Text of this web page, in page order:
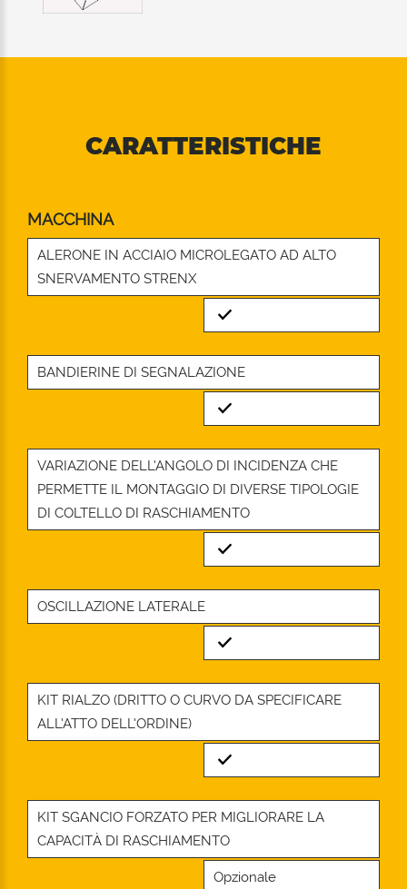
CARATTERISTICHE
MACCHINA
ALERONE IN ACCIAIO MICROLEGATO AD ALTO
SNERVAMENTO STRENX
Standard
BANDIERINE DI SEGNALAZIONE
Standard
VARIAZIONE DELL’ANGOLO DI INCIDENZA CHE
PERMETTE IL MONTAGGIO DI DIVERSE TIPOLOGIE
DI COLTELLO DI RASCHIAMENTO
Standard
OSCILLAZIONE LATERALE
Standard
KIT RIALZO (DRITTO O CURVO DA SPECIFICARE
ALL’ATTO DELL’ORDINE)
Standard
KIT SGANCIO FORZATO PER MIGLIORARE LA
CAPACITÀ DI RASCHIAMENTO
Opzionale